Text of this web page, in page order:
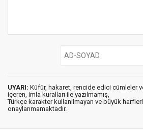
UYARI: Küfür, hakaret, rencide edici cümleler
içeren, imla kuralları ile yazılmamış,
Türkçe karakter kullanılmayan ve büyük
onaylanmamaktadır.